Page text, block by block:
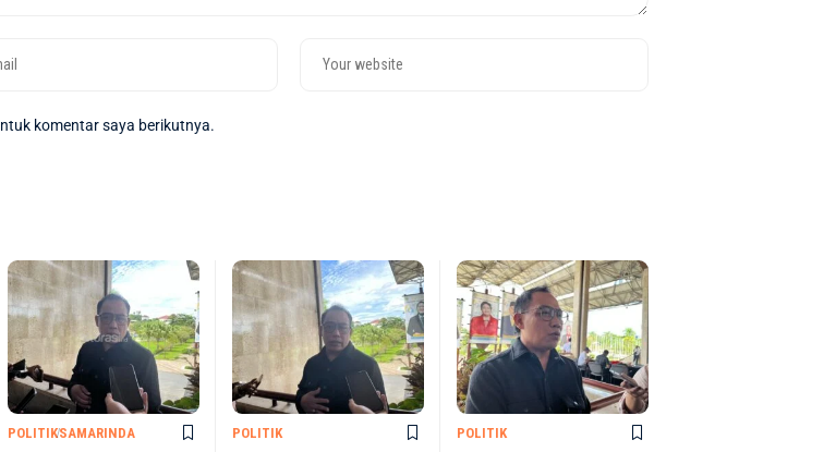
komentar saya berikutnya.
POLITIKSAMARINDA POLITIK POLITIK